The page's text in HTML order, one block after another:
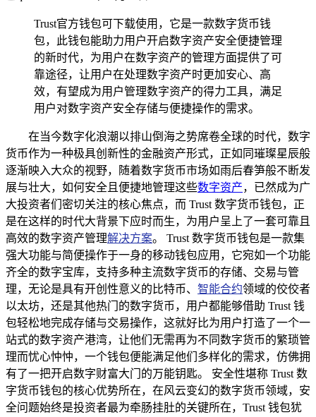
Trust官方钱包可下载使用，它是一款数字货币钱
包，此钱包能助力用户开启数字资产安全便捷管理
的新时代，为用户在数字资产的管理方面提供了可
靠途径，让用户在处理数字资产时更加安心、高
效，有望成为用户管理数字资产的得力工具，满足
用户对数字资产安全存储与便捷操作的需求。
在当今数字化浪潮以排山倒海之势席卷全球的时代，数字
货币作为一种极具创新性的金融资产形式，正如同璀璨星辰般
逐渐映入大众的视野，随着数字货币市场如雨后春笋般不断发
展与壮大，如何安全且便捷地管理这些数字资产，已然成为广
大投资者们密切关注的核心焦点，而 Trust 数字货币钱包，正
是在这样的时代大背景下应时而生，为用户呈上了一套可靠且
高效的数字资产管理解决方案。 Trust 数字货币钱包是一款集
强大功能与简便操作于一身的移动钱包应用，它宛如一个功能
齐全的数字宝库，支持多种主流数字货币的存储、交易与管
理，无论是具有开创性意义的比特币、 智能合约领域的佼佼者
以太坊，还是其他热门的数字货币，用户都能够借助 Trust 钱
包轻松地完成存储与交易操作，这就好比为用户打造了一个一
站式的数字资产港湾，让他们无需再为不同数字货币的繁琐管
理而忧心忡忡，一个钱包便能满足他们多样化的需求，仿佛拥
有了一把开启数字财富大门的万能钥匙。 安全性堪称 Trust 数
字货币钱包的核心优势所在，在风云变幻的数字货币领域，安
全问题始终是投资者最为牵肠挂肚的关键所在，Trust 钱包犹